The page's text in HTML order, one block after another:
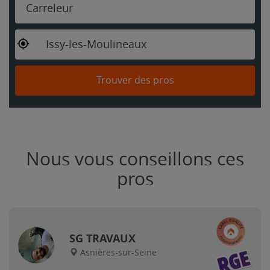
Carreleur
Issy-les-Moulineaux
Trouver des pros
Nous vous conseillons ces
pros
SG TRAVAUX
Asnières-sur-Seine